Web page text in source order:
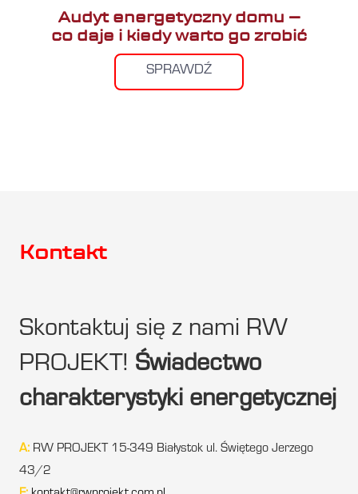
Audyt energetyczny domu –
co daje i kiedy warto go zrobić
SPRAWDŹ
Kontakt
Skontaktuj się z nami RW
PROJEKT! Świadectwo
charakterystyki energetycznej
A: RW PROJEKT 15-349 Białystok ul. Świętego Jerzego
43/2